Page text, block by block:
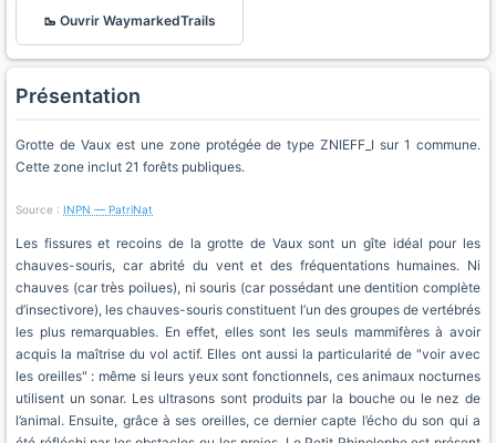
🥾 Ouvrir WaymarkedTrails
Présentation
Grotte de Vaux est une zone protégée de type ZNIEFF_I sur 1 commune.
Cette zone inclut 21 forêts publiques.
Source : INPN — PatriNat
Les fissures et recoins de la grotte de Vaux sont un gîte idéal pour les
chauves-souris, car abrité du vent et des fréquentations humaines. Ni
chauves (car très poilues), ni souris (car possédant une dentition complète
d’insectivore), les chauves-souris constituent l’un des groupes de vertébrés
les plus remarquables. En effet, elles sont les seuls mammifères à avoir
acquis la maîtrise du vol actif. Elles ont aussi la particularité de "voir avec
les oreilles" : même si leurs yeux sont fonctionnels, ces animaux nocturnes
utilisent un sonar. Les ultrasons sont produits par la bouche ou le nez de
l’animal. Ensuite, grâce à ses oreilles, ce dernier capte l’écho du son qui a